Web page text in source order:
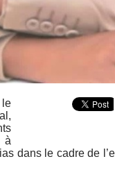
le
à
dans le cadre de